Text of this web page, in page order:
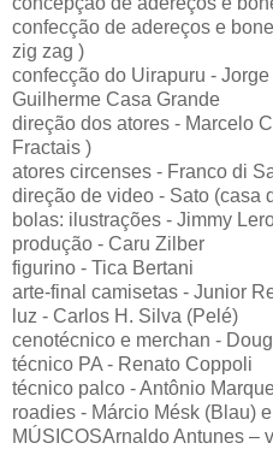
confecção de adereços e
zig zag )
confecção do Uirapuru -
Guilherme Casa Grande
direção dos atores - Marcelo
Fractais )
atores circenses - Franco di
direção de video - Sato (casa
bolas: ilustrações - Jimmy
produção - Caru Zilber
figurino - Tica Bertani
arte-final camisetas - Junior
luz - Carlos H. Silva (Pelé)
cenotécnico e merchan -
técnico PA - Renato Coppoli
técnico palco - Antônio
roadies - Márcio Mésk (Blau)
MÚSICOSArnaldo Antunes –